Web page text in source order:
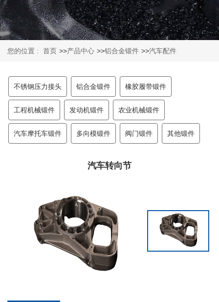
您的位置 : 首页 >>产品中心 >>铝合金锻件 >>汽车配件
不锈钢压力接头 铝合金锻件 橡胶履带锻件
工程机械锻件 发动机锻件 农业机械锻件
汽车摩托车锻件 多向模锻件 阀门锻件 其他锻件
汽车转向节